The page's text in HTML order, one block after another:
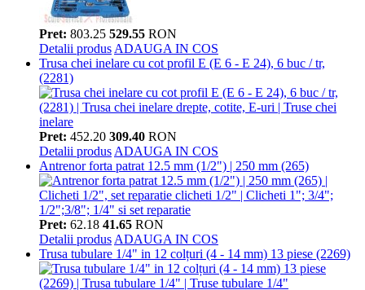
Pret: 803.25 529.55 RON
Detalii produs ADAUGA IN COS
Trusa chei inelare cu cot profil E (E 6 - E 24), 6 buc / tr,
(2281)
Pret: 452.20 309.40 RON
Detalii produs ADAUGA IN COS
Antrenor forta patrat 12.5 mm (1/2") | 250 mm (265)
Pret: 62.18 41.65 RON
Detalii produs ADAUGA IN COS
Trusa tubulare 1/4" in 12 colțuri (4 - 14 mm) 13 piese (2269)